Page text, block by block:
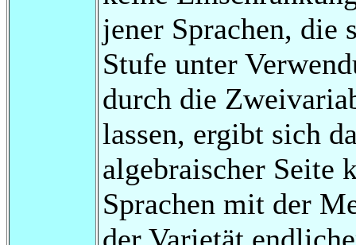
jener Sprachen, die
Stufe unter
durch die
lassen, ergibt sich
algebraischer Seite
Sprachen mit der